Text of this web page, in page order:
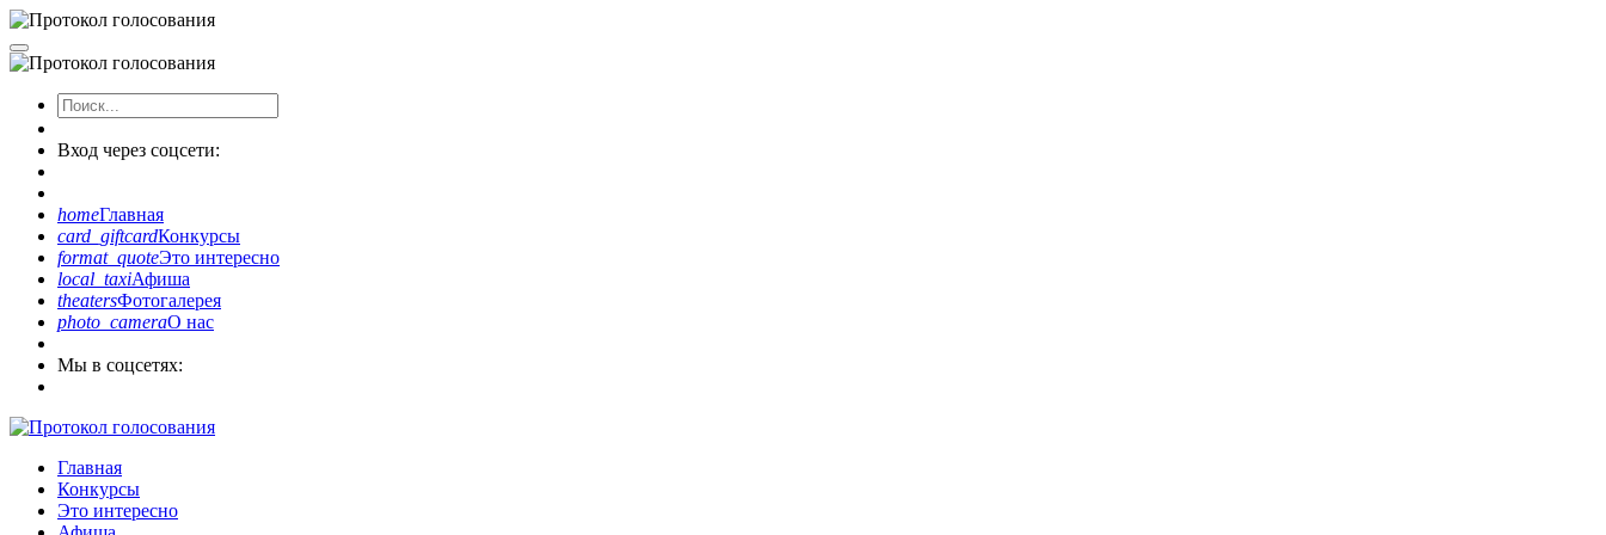
Вход через соцсети:
homeГлавная
card_giftcardКонкурсы
format_quoteЭто интересно
local_taxiАфиша
theatersФотогалерея
photo_cameraО нас
Мы в соцсетях:
Главная
Конкурсы
Это интересно